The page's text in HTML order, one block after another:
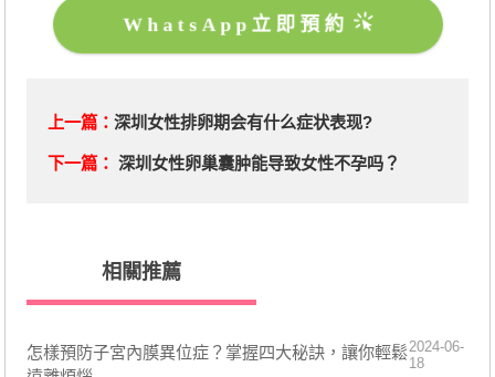
WhatsApp立即預約
上一篇： 深圳女性排卵期会有什么症状表现?
下一篇： 深圳女性卵巢囊肿能导致女性不孕吗？
相關推薦
怎樣預防子宮內膜異位症？掌握四大秘訣，讓你輕鬆2024-06-
18